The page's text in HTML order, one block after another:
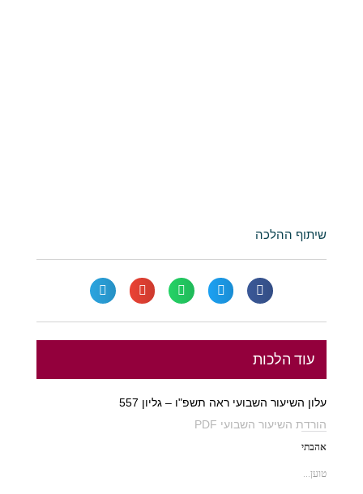
שיתוף ההלכה
עוד הלכות
עלון השיעור השבועי ראה תשפ"ו – גליון 557
הורדת השיעור השבועי PDF
אהבתי
טוען...